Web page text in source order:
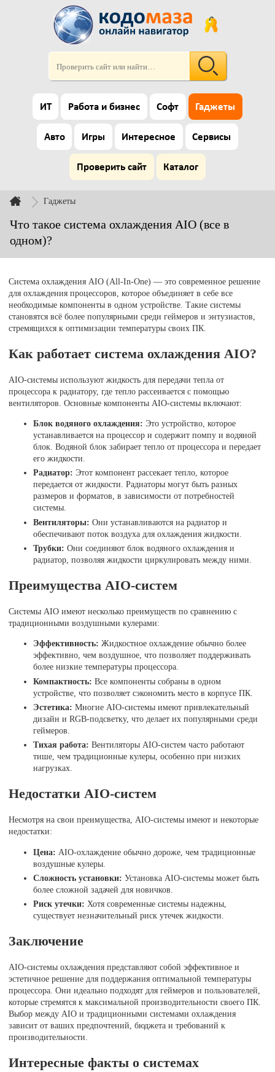
ИТ Работа и бизнес Софт Гаджеты
Авто Игры Интересное Сервисы
Проверить сайт Каталог
Гаджеты
Что такое система охлаждения AIO (все в
одном)?
Система охлаждения AIO (All-In-One) — это современное решение
для охлаждения процессоров, которое объединяет в себе все
необходимые компоненты в одном устройстве. Такие системы
становятся всё более популярными среди геймеров и энтузиастов,
стремящихся к оптимизации температуры своих ПК.
Как работает система охлаждения AIO?
AIO-системы используют жидкость для передачи тепла от
процессора к радиатору, где тепло рассеивается с помощью
вентиляторов. Основные компоненты AIO-системы включают:
Блок водяного охлаждения: Это устройство, которое
устанавливается на процессор и содержит помпу и водяной
блок. Водяной блок забирает тепло от процессора и передает
его жидкости.
Радиатор: Этот компонент рассекает тепло, которое
передается от жидкости. Радиаторы могут быть разных
размеров и форматов, в зависимости от потребностей
системы.
Вентиляторы: Они устанавливаются на радиатор и
обеспечивают поток воздуха для охлаждения жидкости.
Трубки: Они соединяют блок водяного охлаждения и
радиатор, позволяя жидкости циркулировать между ними.
Преимущества AIO-систем
Системы AIO имеют несколько преимуществ по сравнению с
традиционными воздушными кулерами:
Эффективность: Жидкостное охлаждение обычно более
эффективно, чем воздушное, что позволяет поддерживать
более низкие температуры процессора.
Компактность: Все компоненты собраны в одном
устройстве, что позволяет сэкономить место в корпусе ПК.
Эстетика: Многие AIO-системы имеют привлекательный
дизайн и RGB-подсветку, что делает их популярными среди
геймеров.
Тихая работа: Вентиляторы AIO-систем часто работают
тише, чем традиционные кулеры, особенно при низких
нагрузках.
Недостатки AIO-систем
Несмотря на свои преимущества, AIO-системы имеют и некоторые
недостатки:
Цена: AIO-охлаждение обычно дороже, чем традиционные
воздушные кулеры.
Сложность установки: Установка AIO-системы может быть
более сложной задачей для новичков.
Риск утечки: Хотя современные системы надежны,
существует незначительный риск утечек жидкости.
Заключение
AIO-системы охлаждения представляют собой эффективное и
эстетичное решение для поддержания оптимальной температуры
процессора. Они идеально подходят для геймеров и пользователей,
которые стремятся к максимальной производительности своего ПК.
Выбор между AIO и традиционными системами охлаждения
зависит от ваших предпочтений, бюджета и требований к
производительности.
Интересные факты о системах